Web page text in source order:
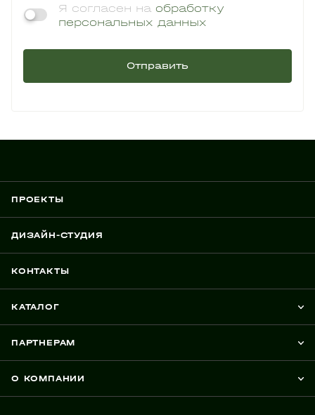
Я согласен на обработку
персональных данных
Отправить
ПРОЕКТЫ
ДИЗАЙН-СТУДИЯ
КОНТАКТЫ
КАТАЛОГ
ПАРТНЕРАМ
О КОМПАНИИ